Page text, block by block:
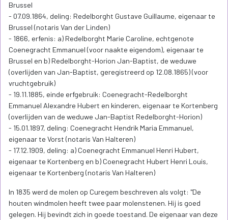
Brussel
- 07.09.1864, deling: Redelborght Gustave Guillaume, eigenaar te
Brussel (notaris Van der Linden)
- 1866, erfenis: a) Redelborght Marie Caroline, echtgenote
Coenegracht Emmanuel (voor naakte eigendom), eigenaar te
Brussel en b) Redelborght-Horion Jan-Baptist, de weduwe
(overlijden van Jan-Baptist, geregistreerd op 12.08.1865) (voor
vruchtgebruik)
- 19.11.1885, einde erfgebruik: Coenegracht-Redelborght
Emmanuel Alexandre Hubert en kinderen, eigenaar te Kortenberg
(overlijden van de weduwe Jan-Baptist Redelborght-Horion)
- 15.01.1897, deling: Coenegracht Hendrik Maria Emmanuel,
eigenaar te Vorst (notaris Van Halteren)
- 17.12.1909, deling: a) Coenegracht Emmanuel Henri Hubert,
eigenaar te Kortenberg en b) Coenegracht Hubert Henri Louis,
eigenaar te Kortenberg (notaris Van Halteren)
In 1835 werd de molen op Curegem beschreven als volgt: "De
houten windmolen heeft twee paar molenstenen. Hij is goed
gelegen. Hij bevindt zich in goede toestand. De eigenaar van deze